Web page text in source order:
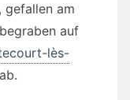
gefallen am
auf
lès-